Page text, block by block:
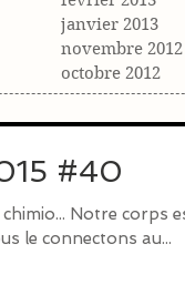
janvier 2013
novembre 2012
octobre 2012
#40
le connectons au...